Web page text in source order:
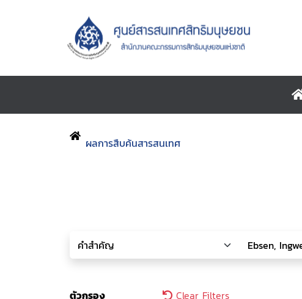
ผลการสืบค้นสารสนเทศ
ตัวกรอง
Clear Filters